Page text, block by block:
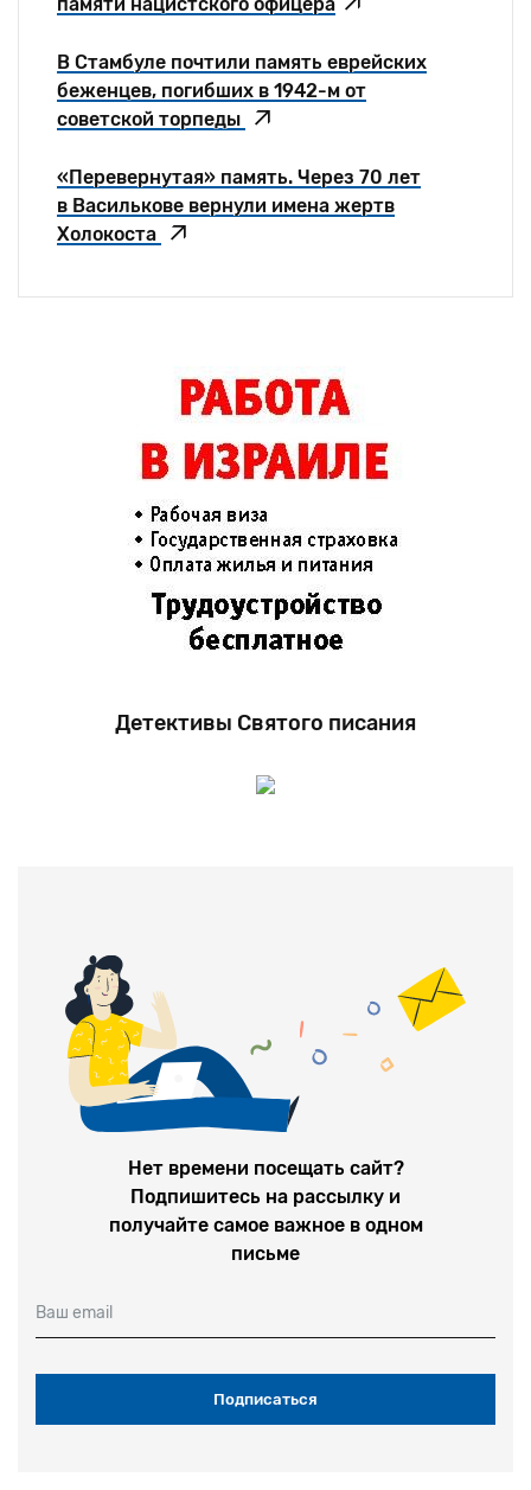
В Стамбуле почтили память еврейских
беженцев, погибших в 1942-м от
советской торпеды
«Перевернутая» память. Через 70 лет
в Василькове вернули имена жертв
Холокоста
Детективы Святого писания
Нет времени посещать сайт?
Подпишитесь на рассылку и
получайте самое важное в одном
письме
Ваш email